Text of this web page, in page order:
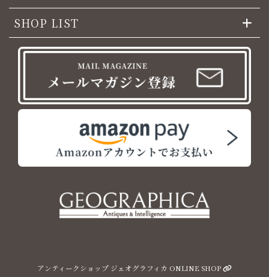
SHOP LIST
アンティークショップ ジェオグラフィカ ONLINE SHOP